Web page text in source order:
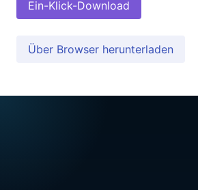
Ein-Klick-Download
Über Browser herunterladen